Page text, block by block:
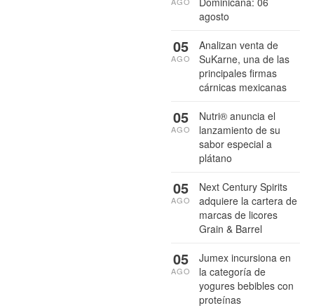
agosto
Analizan venta de
SuKarne, una de las
principales firmas
cárnicas mexicanas
05
AGO
Nutri® anuncia el
lanzamiento de su
sabor especial a
plátano
05
AGO
Next Century Spirits
adquiere la cartera de
marcas de licores
Grain & Barrel
05
AGO
Jumex incursiona en
la categoría de
yogures bebibles con
proteínas
05
AGO